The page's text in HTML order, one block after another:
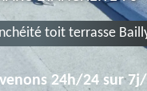
toit terrasse
24h/24 sur